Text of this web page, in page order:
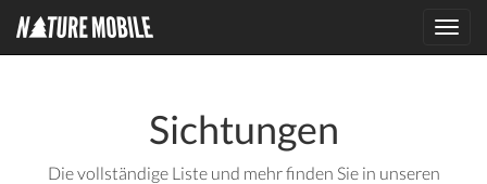
Sichtungen
Die vollständige Liste und mehr finden Sie in unseren